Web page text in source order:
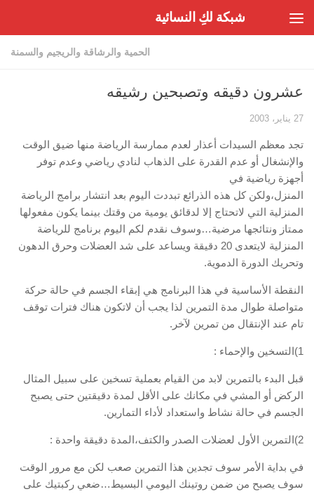
شبكة لكِ النسائية
الحمية والرشاقة والريجيم والسمنة
عشرون دقيقه وتصبحين رشيقه
27 يناير، 2003
تجد معظم السيدات أعذار لعدم ممارسة الرياضة منها ضيق الوقت
والإنشغال أو عدم القدرة على الذهاب لنادي رياضي وعدم توفر
أجهزة رياضية في
المنزل،ولكن كل هذه الذرائع تبددت اليوم بعد انتشار برامج الرياضة
المنزلية التي لاتحتاج إلا لدقائق يومية من وقتك بينما يكون مفعولها
ممتاز ونتائجها مرضية…وسوف نقدم لكم اليوم برنامج للرياضة
المنزلية لايتعدى 20 دقيقة ويساعد على شد العضلات وحرق الدهون
وتحريك الدورة الدموية.
النقطة الأساسية في هذا البرنامج هي إبقاء الجسم في حالة حركة
متواصلة طوال مدة التمرين لذا يجب أن لاتكون هناك فترات توقف
تام عند الإنتقال من تمرين لآخر.
1)التسخين والإحماء :
قبل البدء بالتمرين لابد من القيام بعملية تسخين على سبيل المثال
الركض أو المشي في مكانك على الأقل لمدة دقيقتين حتى يصبح
الجسم في حالة نشاط واستعداد لأداء التمارين.
2)التمرين الأول لعضلات الصدر والكتف،المدة دقيقة واحدة :
في بداية الأمر سوف تجدين هذا التمرين صعب لكن مع مرور الوقت
سوف يصبح من ضمن روتينك اليومي البسيط…ضعي ركبتيك على